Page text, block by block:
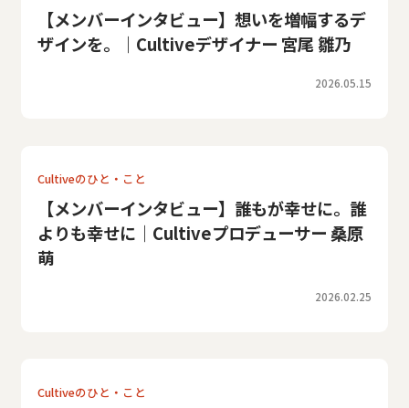
【メンバーインタビュー】想いを増幅するデ
ザインを。｜Cultiveデザイナー 宮尾 雛乃
2026.05.15
Cultiveのひと・こと
【メンバーインタビュー】誰もが幸せに。誰
よりも幸せに｜Cultiveプロデューサー 桑原
萌
2026.02.25
Cultiveのひと・こと